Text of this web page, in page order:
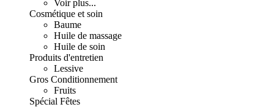
Voir plus...
Cosmétique et soin
Baume
Huile de massage
Huile de soin
Produits d'entretien
Lessive
Gros Conditionnement
Fruits
Spécial Fêtes